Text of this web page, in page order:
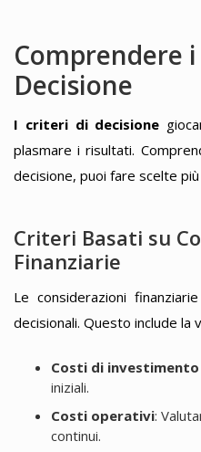
Comprendere
Decisione
I criteri di decisione
plasmare i risultati.
decisione, puoi fare scelte
Criteri Basati su
Finanziarie
Le considerazioni
decisionali. Questo include la
Costi di investimento
iniziali.
Costi operativi:
continui.